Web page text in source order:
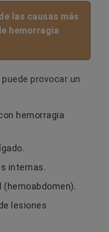
las causas más
hemorragia
provocar un
hemorragia
internas.
(hemoabdomen).
lesiones